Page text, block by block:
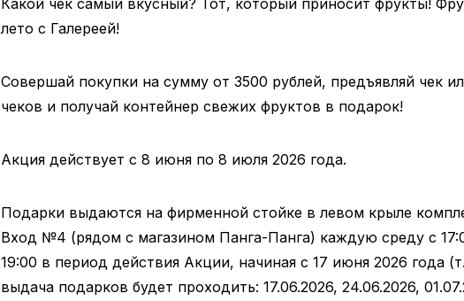
лето с Галереей!
Совершай покупки на сумму от 3500 рублей, предъявляй чек
чеков и получай контейнер свежих фруктов в подарок!
Акция действует с 8 июня по 8 июля 2026 года.
Подарки выдаются на фирменной стойке в левом крыле
Вход №4 (рядом с магазином Панга-Панга) каждую среду с
19:00 в период действия Акции, начиная с 17 июня 2026 года
выдача подарков будет проходить: 17.06.2026, 24.06.2026,